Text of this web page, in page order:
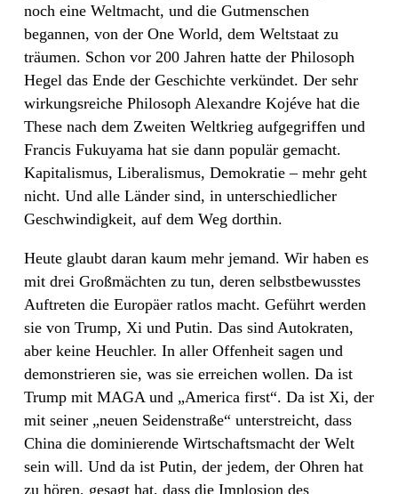
noch eine Weltmacht, und die Gutmenschen
begannen, von der One World, dem Weltstaat zu
träumen. Schon vor 200 Jahren hatte der Philosoph
Hegel das Ende der Geschichte verkündet. Der sehr
wirkungsreiche Philosoph Alexandre Kojéve hat die
These nach dem Zweiten Weltkrieg aufgegriffen und
Francis Fukuyama hat sie dann populär gemacht.
Kapitalismus, Liberalismus, Demokratie – mehr geht
nicht. Und alle Länder sind, in unterschiedlicher
Geschwindigkeit, auf dem Weg dorthin.
Heute glaubt daran kaum mehr jemand. Wir haben es
mit drei Großmächten zu tun, deren selbstbewusstes
Auftreten die Europäer ratlos macht. Geführt werden
sie von Trump, Xi und Putin. Das sind Autokraten,
aber keine Heuchler. In aller Offenheit sagen und
demonstrieren sie, was sie erreichen wollen. Da ist
Trump mit MAGA und „America first“. Da ist Xi, der
mit seiner „neuen Seidenstraße“ unterstreicht, dass
China die dominierende Wirtschaftsmacht der Welt
sein will. Und da ist Putin, der jedem, der Ohren hat
zu hören, gesagt hat, dass die Implosion des